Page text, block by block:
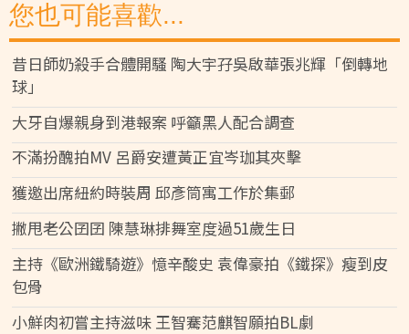
您也可能喜歡...
昔日師奶殺手合體開騷 陶大宇孖吳啟華張兆輝「倒轉地
球」
大牙自爆親身到港報案 呼籲黑人配合調查
不滿扮醜拍MV 呂爵安遭黃正宜岑珈其夾擊
獲邀出席紐約時裝周 邱彥筒寓工作於集郵
撇甩老公囝囝 陳慧琳排舞室度過51歲生日
主持《歐洲鐵騎遊》憶辛酸史 袁偉豪拍《鐵探》瘦到皮
包骨
小鮮肉初嘗主持滋味 王智騫范麒智願拍BL劇